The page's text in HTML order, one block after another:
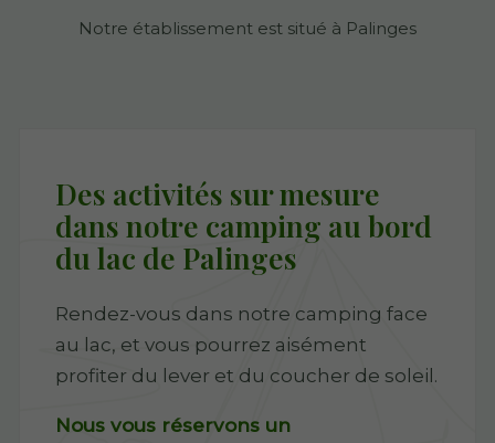
Notre établissement est situé à Palinges
Des activités sur mesure
dans notre camping au bord
du lac de Palinges
Rendez-vous dans notre camping face
au lac, et vous pourrez aisément
profiter du lever et du coucher de soleil.
Nous vous réservons un